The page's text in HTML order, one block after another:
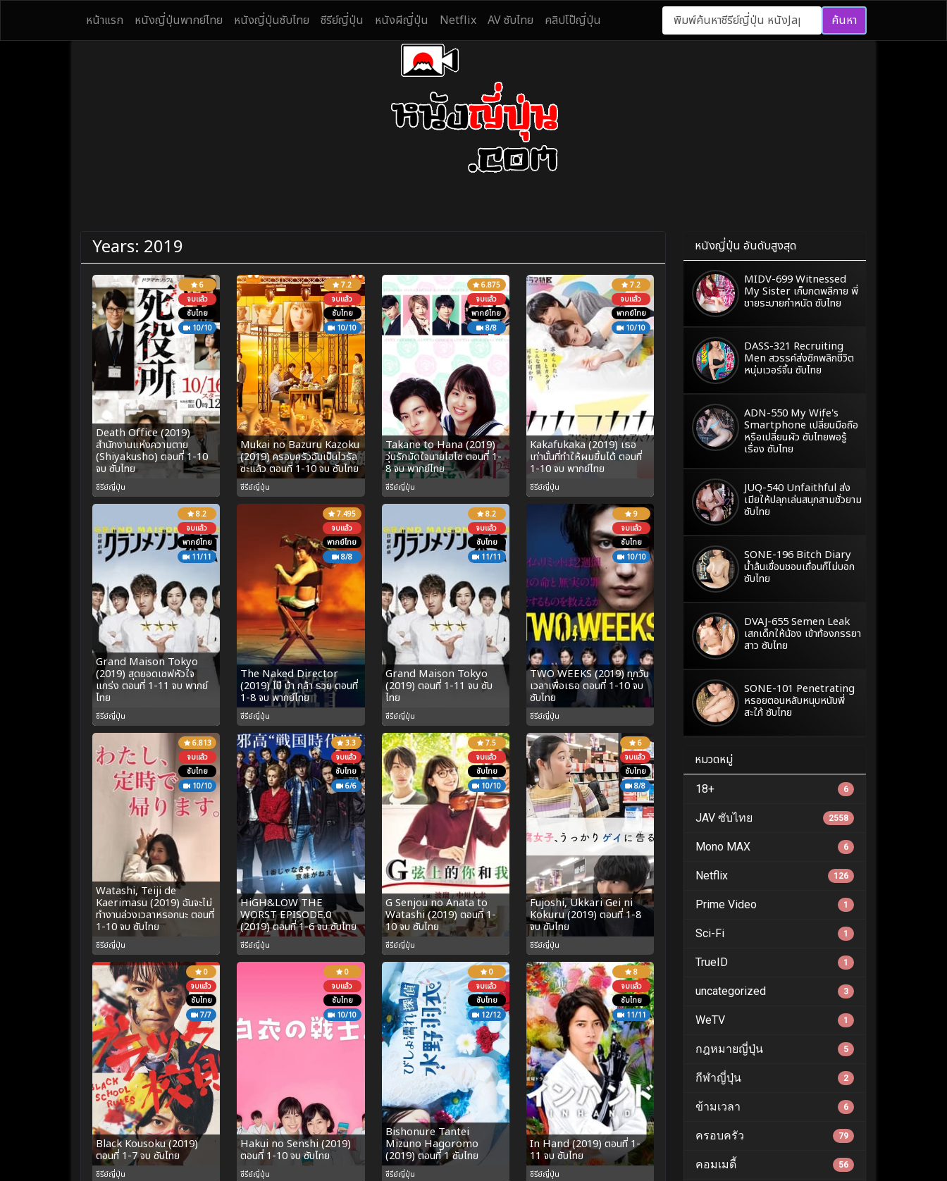
หน้าแรก หนังญี่ปุ่นพากย์ไทย หนังญี่ปุ่นซับไทย ซีรีย์ญี่ปุ่น หนังผีญี่ปุ่น Netflix AV ซับไทย คลิปโป๊ญี่ปุ่น ค้นหา
Years: 2019
6
จบแล้ว
ซับไทย
10/10
Death Office (2019)
สำนักงานแห่งความตาย
(Shiyakusho) ตอนที่ 1-10
จบ ซับไทย
ซีรีย์ญี่ปุ่น
7.2
จบแล้ว
ซับไทย
10/10
Mukai no Bazuru Kazoku
(2019) ครอบครัวฉันเป็นไวรัล
ซะแล้ว ตอนที่ 1-10 จบ ซับไทย
ซีรีย์ญี่ปุ่น
6.875
จบแล้ว
พากย์ไทย
8/8
Takane to Hana (2019)
วุ่นรักมัดใจนายไฮโซ ตอนที่ 1-
8 จบ พากย์ไทย
ซีรีย์ญี่ปุ่น
7.2
จบแล้ว
พากย์ไทย
10/10
Kakafukaka (2019) เธอ
เท่านั้นที่ทำให้ผมยิ้มได้ ตอนที่
1-10 จบ พากย์ไทย
ซีรีย์ญี่ปุ่น
8.2
จบแล้ว
พากย์ไทย
11/11
Grand Maison Tokyo
(2019) สุดยอดเชฟหัวใจ
แกร่ง ตอนที่ 1-11 จบ พากย์
ไทย
ซีรีย์ญี่ปุ่น
7.495
จบแล้ว
พากย์ไทย
8/8
The Naked Director
(2019) โป๊ บ้า กล้า รวย ตอนที่
1-8 จบ พากย์ไทย
ซีรีย์ญี่ปุ่น
8.2
จบแล้ว
ซับไทย
11/11
Grand Maison Tokyo
(2019) ตอนที่ 1-11 จบ ซับ
ไทย
ซีรีย์ญี่ปุ่น
9
จบแล้ว
ซับไทย
10/10
TWO WEEKS (2019) ทุกวัน
เวลาเพื่อเธอ ตอนที่ 1-10 จบ
ซับไทย
ซีรีย์ญี่ปุ่น
6.813
จบแล้ว
ซับไทย
10/10
Watashi, Teiji de
Kaerimasu (2019) ฉันจะไม่
ทำงานล่วงเวลาหรอกนะ ตอนที่
1-10 จบ ซับไทย
ซีรีย์ญี่ปุ่น
3.3
จบแล้ว
ซับไทย
6/6
HiGH&LOW THE
WORST EPISODE.0
(2019) ตอนที่ 1-6 จบ ซับไทย
ซีรีย์ญี่ปุ่น
7.5
จบแล้ว
ซับไทย
10/10
G Senjou no Anata to
Watashi (2019) ตอนที่ 1-
10 จบ ซับไทย
ซีรีย์ญี่ปุ่น
6
จบแล้ว
ซับไทย
8/8
Fujoshi, Ukkari Gei ni
Kokuru (2019) ตอนที่ 1-8
จบ ซับไทย
ซีรีย์ญี่ปุ่น
0
จบแล้ว
ซับไทย
7/7
Black Kousoku (2019)
ตอนที่ 1-7 จบ ซับไทย
ซีรีย์ญี่ปุ่น
0
จบแล้ว
ซับไทย
10/10
Hakui no Senshi (2019)
ตอนที่ 1-10 จบ ซับไทย
ซีรีย์ญี่ปุ่น
0
จบแล้ว
ซับไทย
12/12
Bishonure Tantei
Mizuno Hagoromo
(2019) ตอนที่ 1 ซับไทย
ซีรีย์ญี่ปุ่น
8
จบแล้ว
ซับไทย
11/11
In Hand (2019) ตอนที่ 1-
11 จบ ซับไทย
ซีรีย์ญี่ปุ่น
หนังญี่ปุ่น อันดับสูงสุด
MIDV-699 Witnessed
My Sister เก็บกดพลีกาย พี่
ชายระบายกำหนัด ซับไทย
DASS-321 Recruiting
Men สวรรค์ส่งซิกพลิกชีวิต
หนุ่มเวอร์จิ้น ซับไทย
ADN-550 My Wife's
Smartphone เปลี่ยนมือถือ
หรือเปลี่ยนผัว ซับไทยพอรู้
เรื่อง ซับไทย
JUQ-540 Unfaithful ส่ง
เมียให้ปลุกเล่นสนุกสามชั่วยาม
ซับไทย
SONE-196 Bitch Diary
น้ำล้นเขื่อนชอบเถื่อนก็ไม่บอก
ซับไทย
DVAJ-655 Semen Leak
เสกเด็กให้น้อง เข้าท้องภรรยา
สาว ซับไทย
SONE-101 Penetrating
หรอยตอนหลับหนุบหนับพี่
สะใภ้ ซับไทย
หมวดหมู่
18+ 6
JAV ซับไทย 2558
Mono MAX 6
Netflix 126
Prime Video 1
Sci-Fi 1
TrueID 1
uncategorized 3
WeTV 1
กฎหมายญี่ปุ่น 5
กีฬาญี่ปุ่น 2
ข้ามเวลา 6
ครอบครัว 79
คอมเมดี้ 56